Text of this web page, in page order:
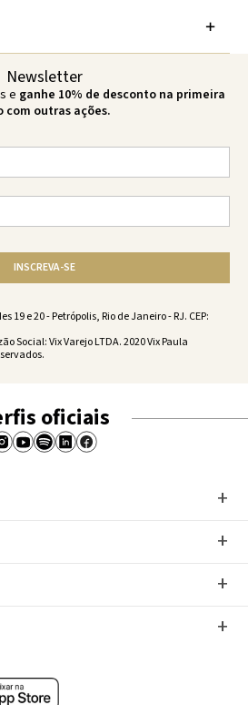
Newsletter
e ganhe 10% de desconto na primeira
outras ações.
INSCREVA-SE
19 e 20 - Petrópolis, Rio de Janeiro - RJ. CEP:
Social: Vix Varejo LTDA. 2020 Vix Paula
oficiais
+
+
+
+